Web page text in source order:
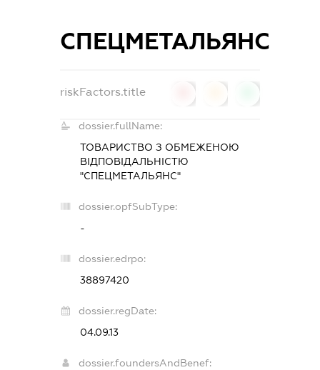
СПЕЦМЕТАЛЬЯНС
riskFactors.title
dossier.fullName:
ТОВАРИСТВО З ОБМЕЖЕНОЮ
ВІДПОВІДАЛЬНІСТЮ
"СПЕЦМЕТАЛЬЯНС"
dossier.opfSubType:
-
dossier.edrpo:
38897420
dossier.regDate:
04.09.13
dossier.foundersAndBenef: